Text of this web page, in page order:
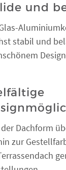
und
stabil und
Dachform
zur